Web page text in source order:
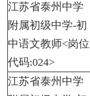
江苏省泰州中学
附属初级中学-初
中语文教师<岗位
代码:024>
江苏省泰州中学